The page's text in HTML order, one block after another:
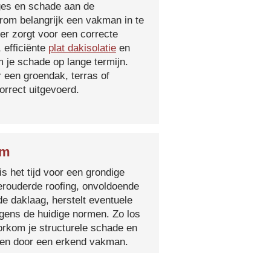
en schade aan de
belangrijk een vakman in te
zorgt voor een correcte
efficiënte plat dakisolatie en
je schade op lange termijn.
een groendak, terras of
uitgevoerd.
het tijd voor een grondige
roofing, onvoldoende
daklaag, herstelt eventuele
de huidige normen. Zo los
je structurele schade en
door een erkend vakman.